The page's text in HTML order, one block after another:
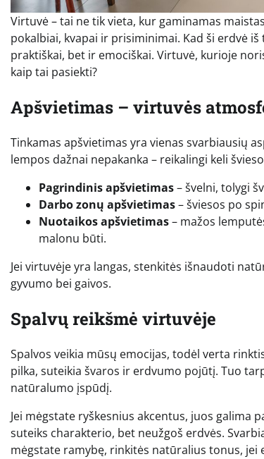
Virtuvė – tai ne tik vieta, kur gaminamas
pokalbiai, kvapai ir prisiminimai. Kad ši erdvė
praktiškai, bet ir emociškai. Virtuvė, kurioje
kaip tai pasiekti?
Apšvietimas – virtuvės
Tinkamas apšvietimas yra vienas svarbiausių
lempos dažnai nepakanka – reikalingi keli
Pagrindinis apšvietimas– švelni, tolygi
Darbo zonų apšvietimas– šviesos po
Nuotaikos apšvietimas– mažos
malonu būti.
Jei virtuvėje yra langas, stenkitės išnaudoti
gyvumo bei gaivos.
Spalvų reikšmė virtuvėje
Spalvos veikia mūsų emocijas, todėl verta
pilka, suteikia švaros ir erdvumo pojūtį. Tuo
natūralumo įspūdį.
Jei mėgstate ryškesnius akcentus, juos galima
suteiks charakterio, bet neužgoš erdvės.
mėgstate ramybę, rinkitės natūralius tonus, jei